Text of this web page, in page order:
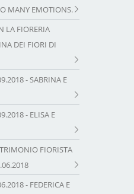
MANY EMOTIONS.
LA FIORERIA
DEI FIORI DI
- SABRINA E
- ELISA E
FIORISTA
- FEDERICA E